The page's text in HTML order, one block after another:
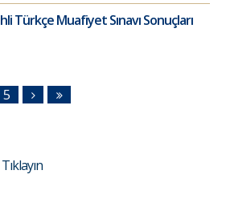
Türkçe Muafiyet Sınavı Sonuçları
5